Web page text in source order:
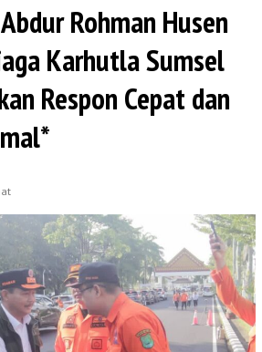
Rohman Husen
Karhutla Sumsel
Respon Cepat dan